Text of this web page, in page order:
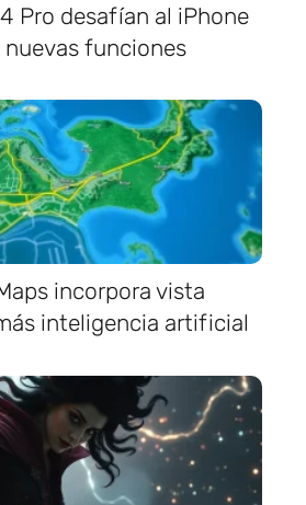
Pro desafían al iPhone
nuevas funciones
incorpora vista
inteligencia artificial